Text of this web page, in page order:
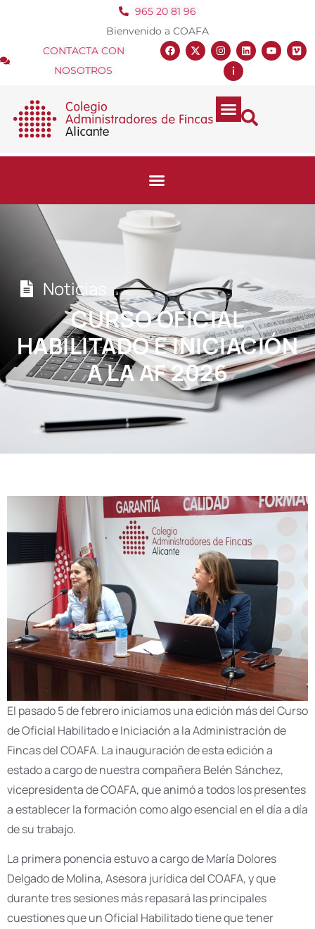
965 20 81 96
Bienvenido a COAFA
CONTACTA CON
NOSOTROS
Noticias
CURSO OFICIAL
HABILITADO E INICIACIÓN
A LA AF 2026
El pasado 5 de febrero iniciamos una edición más del Curso
de Oficial Habilitado e Iniciación a la Administración de
Fincas del COAFA. La inauguración de esta edición a
estado a cargo de nuestra compañera Belén Sánchez,
vicepresidenta de COAFA, que animó a todos los presentes
a establecer la formación como algo esencial en el día a día
de su trabajo.
La primera ponencia estuvo a cargo de María Dolores
Delgado de Molina, Asesora jurídica del COAFA, y que
durante tres sesiones más repasará las principales
cuestiones que un Oficial Habilitado tiene que tener